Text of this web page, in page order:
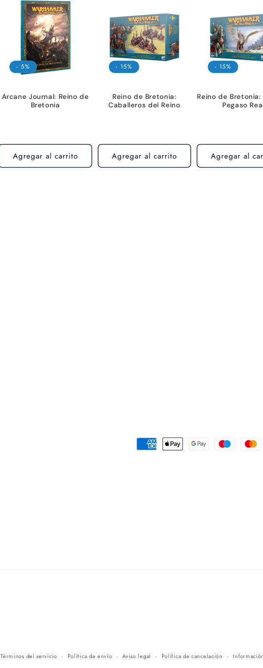
- 5%
Arcane Journal: Reino de
Bretonia
Agregar al carrito
- 15%
Reino de Bretonia:
Caballeros del Reino
Agregar al carrito
- 15%
Reino de
Pegaso
Agregar al
Términos del servicio Política de envío Aviso legal Política de cancelación